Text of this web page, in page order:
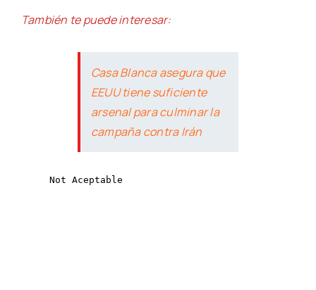
También te puede interesar:
Casa Blanca asegura que
EEUU tiene suficiente
arsenal para culminar la
campaña contra Irán